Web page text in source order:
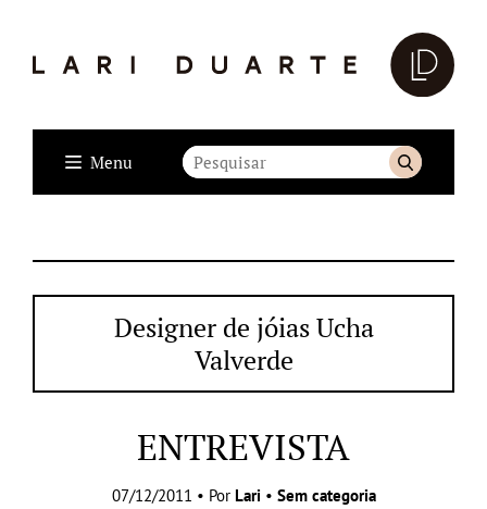
Menu
Designer de jóias Ucha
Valverde
ENTREVISTA
07/12/2011 • Por Lari • Sem categoria